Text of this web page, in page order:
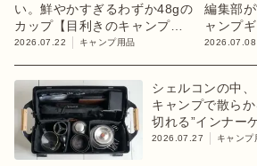
い。鮮やかすぎるわずか48gの
カップ【目利きのキャンプギ
ア】
2026.07.22 キャンプ用品
編集部
ャンプ
2026.07.08
シェルコンの中
キャンプで散ら
切れる”インナー
2026.07.27 キャンプ